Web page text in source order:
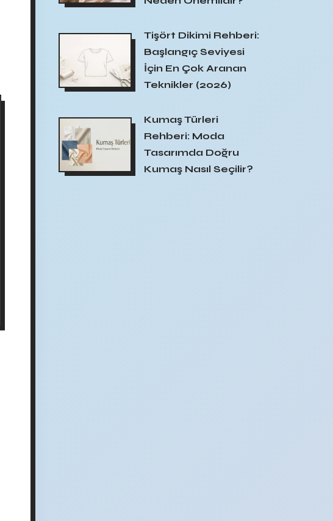
Tişört Dikimi Rehberi:
Başlangıç Seviyesi
İçin En Çok Aranan
Teknikler (2026)
Kumaş Türleri
Rehberi: Moda
Tasarımda Doğru
Kumaş Nasıl Seçilir?